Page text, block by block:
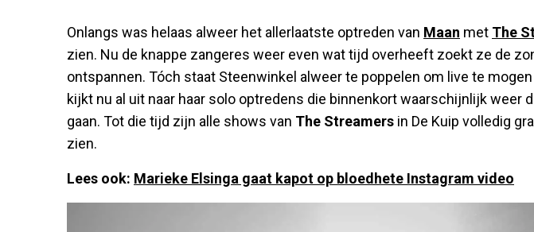
Onlangs was helaas alweer het allerlaatste optreden van Maan met The
zien. Nu de knappe zangeres weer even wat tijd overheeft zoekt ze de
ontspannen. Tóch staat Steenwinkel alweer te poppelen om live te
kijkt nu al uit naar haar solo optredens die binnenkort waarschijnlijk weer
gaan. Tot die tijd zijn alle shows van The Streamers in De Kuip volledig
zien.
Lees ook: Marieke Elsinga gaat kapot op bloedhete Instagram video